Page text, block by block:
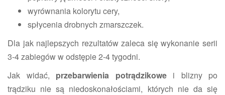
wyrównania kolorytu cery,
spłycenia drobnych zmarszczek.
Dla jak najlepszych rezultatów zaleca się wykonanie serii
3-4 zabiegów w odstępie 2-4 tygodni.
Jak widać, przebarwienia potrądzikowei blizny po
trądziku nie są niedoskonałościami, których nie da się